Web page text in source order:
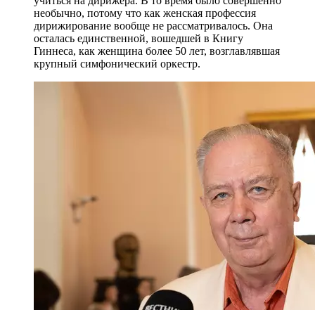
необычно, потому что как женская профессия
дирижирование вообще не рассматривалось. Она
осталась единственной, вошедшей в Книгу
Гиннеса, как женщина более 50 лет, возглавлявшая
крупный симфонический оркестр.